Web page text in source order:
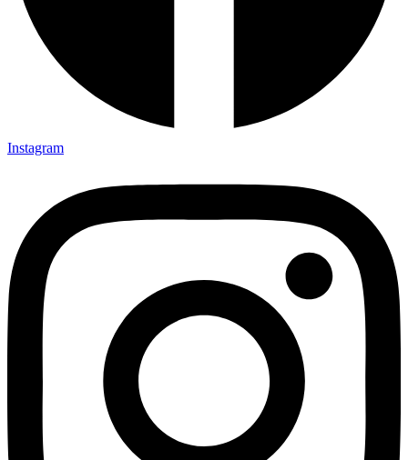
Instagram